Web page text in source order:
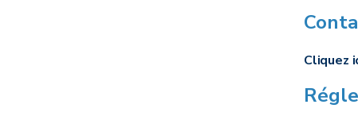
Cliquez